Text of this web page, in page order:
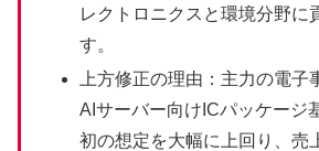
レクトロニクスと環境分野に
す。
上方修正の理由：主力の電子
AIサーバー向けICパッケージ
初の想定を大幅に上回り、売